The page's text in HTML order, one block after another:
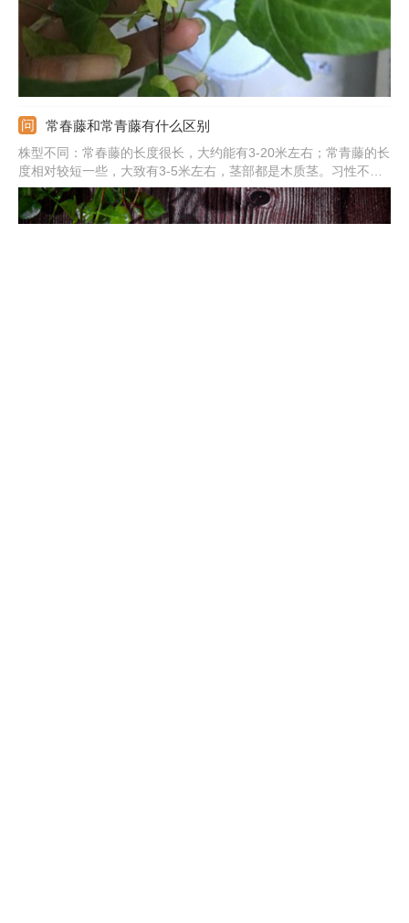
常春藤和常青藤有什么区别
株型不同：常春藤的长度很长，大约能有3-20米左右；常青藤的长
度相对较短一些，大致有3-5米左右，茎部都是木质茎。习性不
同：前者为阴性藤本植物，并且它不耐寒；后者对于光照要求不严
格，比前者耐寒度要高。亚纲不同：前者属于原始花被亚纲；后者
属于蔷薇亚纲。